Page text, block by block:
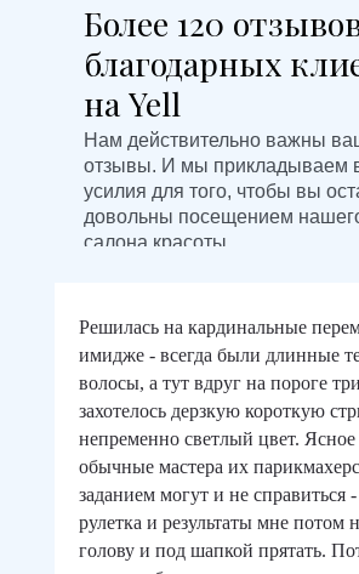
Более 120
благодарных
на Yell
Нам действительно важны
отзывы. И мы прикладываем
усилия для того, чтобы вы
довольны посещением
салона красоты.
Решилась на кардинальные
имидже - всегда были длинные
волосы, а тут вдруг на пороге
захотелось дерзкую короткую
непременно светлый цвет. Ясное
обычные мастера их
заданием могут и не справиться -
рулетка и результаты мне потом
голову и под шапкой прятать.